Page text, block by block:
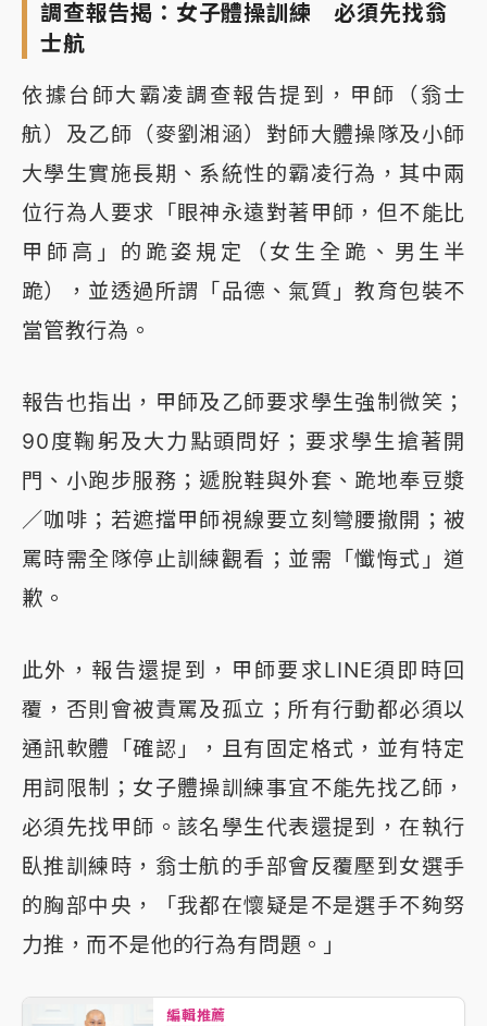
調查報告揭：女子體操訓練 必須先找翁
士航
依據台師大霸凌調查報告提到，甲師（翁士
航）及乙師（麥劉湘涵）對師大體操隊及小師
大學生實施長期、系統性的霸凌行為，其中兩
位行為人要求「眼神永遠對著甲師，但不能比
甲師高」的跪姿規定（女生全跪、男生半
跪），並透過所謂「品德、氣質」教育包裝不
當管教行為。
報告也指出，甲師及乙師要求學生強制微笑；
90度鞠躬及大力點頭問好；要求學生搶著開
門、小跑步服務；遞脫鞋與外套、跪地奉豆漿
／咖啡；若遮擋甲師視線要立刻彎腰撤開；被
罵時需全隊停止訓練觀看；並需「懺悔式」道
歉。
此外，報告還提到，甲師要求LINE須即時回
覆，否則會被責罵及孤立；所有行動都必須以
通訊軟體「確認」，且有固定格式，並有特定
用詞限制；女子體操訓練事宜不能先找乙師，
必須先找甲師。該名學生代表還提到，在執行
臥推訓練時，翁士航的手部會反覆壓到女選手
的胸部中央，「我都在懷疑是不是選手不夠努
力推，而不是他的行為有問題。」
編輯推薦